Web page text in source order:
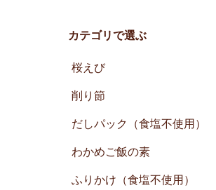
カテゴリで選ぶ
桜えび
削り節
だしパック（食塩不使用）
わかめご飯の素
ふりかけ（食塩不使用）